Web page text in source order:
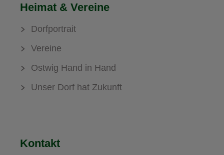
Heimat & Vereine
Dorfportrait
Vereine
Ostwig Hand in Hand
Unser Dorf hat Zukunft
Kontakt